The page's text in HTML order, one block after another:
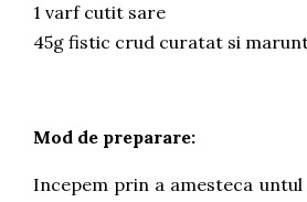
1 varf cutit sare
45g fistic crud curatat si
Mod de preparare:
Incepem prin a amesteca untul